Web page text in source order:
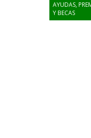
AYUDAS,
Y BECAS